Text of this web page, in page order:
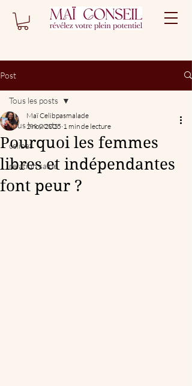
Post
Tous les posts
celibat
relation saine
Tous les posts
Pourquoi les femmes
libres et indépendantes
font peur ?
Maï Celibpasmalade
2 nov. 2025 1 min de lecture